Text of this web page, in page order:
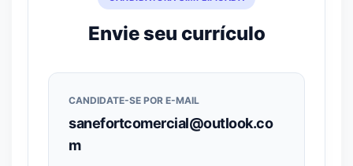
Envie seu currículo
CANDIDATE-SE POR E-MAIL
sanefortcomercial@outlook.co
m